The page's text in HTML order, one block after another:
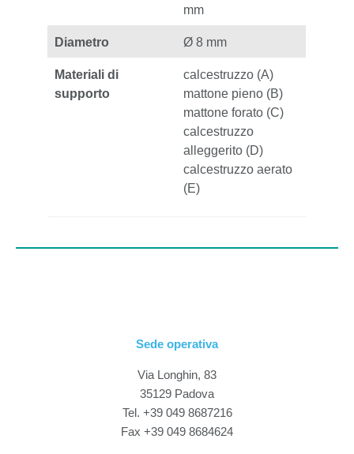
mm
Diametro Ø 8 mm
Materiali di
supporto
calcestruzzo (A)
mattone pieno (B)
mattone forato (C)
calcestruzzo
alleggerito (D)
calcestruzzo aerato
(E)
Sede operativa
Via Longhin, 83
35129 Padova
Tel. +39 049 8687216
Fax +39 049 8684624